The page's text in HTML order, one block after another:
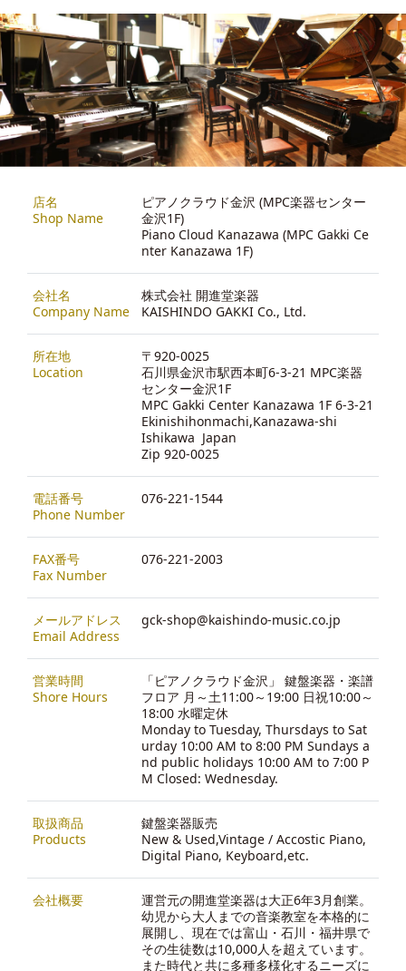
店名
Shop Name
ピアノクラウド金沢 (MPC楽器センター
金沢1F)
Piano Cloud Kanazawa (MPC Gakki Ce
nter Kanazawa 1F)
会社名
Company Name
株式会社 開進堂楽器
KAISHINDO GAKKI Co., Ltd.
所在地
Location
〒920-0025
石川県金沢市駅西本町6-3-21 MPC楽器
センター金沢1F
MPC Gakki Center Kanazawa 1F 6-3-21
Ekinishihonmachi,Kanazawa-shi
Ishikawa Japan
Zip 920-0025
電話番号
Phone Number
076-221-1544
FAX番号
Fax Number
076-221-2003
メールアドレス
Email Address
gck-shop@kaishindo-music.co.jp
営業時間
Shore Hours
「ピアノクラウド金沢」 鍵盤楽器・楽譜
フロア 月～土11:00～19:00 日祝10:00～
18:00 水曜定休
Monday to Tuesday, Thursdays to Sat
urday 10:00 AM to 8:00 PM Sundays a
nd public holidays 10:00 AM to 7:00 P
M Closed: Wednesday.
取扱商品
Products
鍵盤楽器販売
New & Used,Vintage / Accostic Piano,
Digital Piano, Keyboard,etc.
会社概要
運営元の開進堂楽器は大正6年3月創業。
幼児から大人までの音楽教室を本格的に
展開し、現在では富山・石川・福井県で
その生徒数は10,000人を超えています。
また時代と共に多種多様化するニーズに